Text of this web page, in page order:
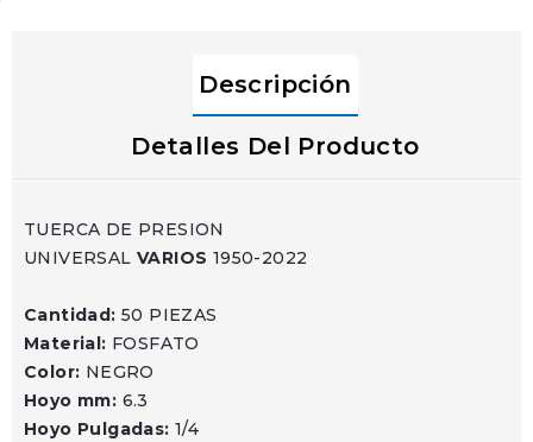
Descripción
Detalles Del Producto
TUERCA DE PRESION
UNIVERSAL VARIOS 1950-2022
Cantidad: 50 PIEZAS
Material: FOSFATO
Color: NEGRO
Hoyo mm: 6.3
Hoyo Pulgadas: 1/4